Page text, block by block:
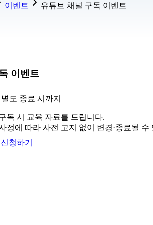
이벤트 유튜브 채널 구독 이벤트
이벤트
별도 종료 시까지
독 시 교육 자료를 드립니다.
정에 따라 사전 고지 없이 변경·종료될
청하기